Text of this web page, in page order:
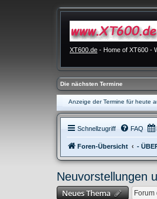
XT600.de - Home of XT600 -
Die nächsten Termine
Anzeige der Termine für heute
Schnellzugriff FAQ
Foren-Übersicht -
Neuvorstellungen
Neues Thema